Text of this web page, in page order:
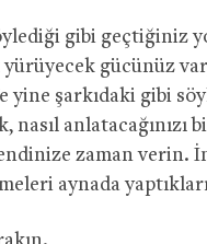
gibi geçtiğiniz
gücünüz
yine şarkıdaki gibi
nasıl anlatacağınızı
zaman verin.
aynada